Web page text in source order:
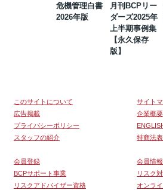
危機管理白書
2026年版
月刊BCPリー
ダーズ2025年
上半期事例集
【永久保存
版】
このサイトについて
サイト
広告掲載
企業概
プライバシーポリシー
スタッフの紹介
特商法
会員登録
会員情
BCPサポート事業
リスク
リスクアドバイザー資格
オンラ